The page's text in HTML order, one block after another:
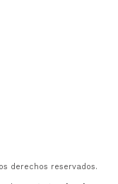
derechos reservados.